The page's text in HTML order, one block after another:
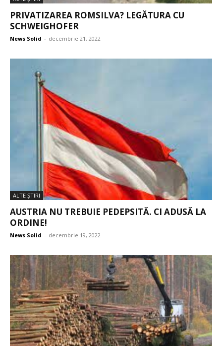
PRIVATIZAREA ROMSILVA? LEGĂTURA CU
SCHWEIGHOFER
News Solid - decembrie 21, 2022
ALTE ŞTIRI
AUSTRIA NU TREBUIE PEDEPSITĂ. CI ADUSĂ LA
ORDINE!
News Solid - decembrie 19, 2022